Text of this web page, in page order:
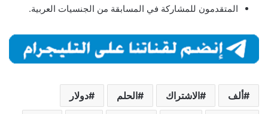
المتقدمون للمشاركة في المسابقة من الجنسيات العربية.
ألف الاشتراك الحلم دولار